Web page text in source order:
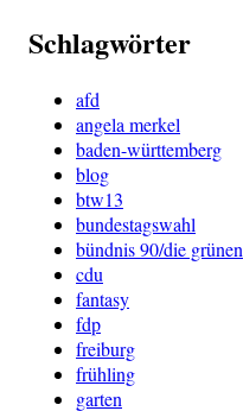
Schlagwörter
afd
angela merkel
baden-württemberg
blog
btw13
bundestagswahl
bündnis 90/die grünen
cdu
fantasy
fdp
freiburg
frühling
garten